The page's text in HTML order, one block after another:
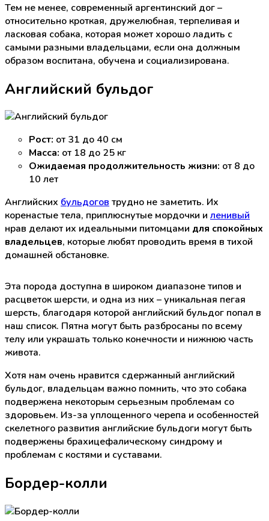
Тем не менее, современный аргентинский дог –
относительно кроткая, дружелюбная, терпеливая и
ласковая собака, которая может хорошо ладить с
самыми разными владельцами, если она должным
образом воспитана, обучена и социализирована.
Английский бульдог
Рост: от 31 до 40 см
Масса: от 18 до 25 кг
Ожидаемая продолжительность жизни: от 8 до
10 лет
Английских бульдоговтрудно не заметить. Их
коренастые тела, приплюснутые мордочки и ленивый
нрав делают их идеальными питомцами для спокойных
владельцев, которые любят проводить время в тихой
домашней обстановке.
Эта порода доступна в широком диапазоне типов и
расцветок шерсти, и одна из них – уникальная пегая
шерсть, благодаря которой английский бульдог попал в
наш список. Пятна могут быть разбросаны по всему
телу или украшать только конечности и нижнюю часть
живота.
Хотя нам очень нравится сдержанный английский
бульдог, владельцам важно помнить, что это собака
подвержена некоторым серьезным проблемам со
здоровьем. Из-за уплощенного черепа и особенностей
скелетного развития английские бульдоги могут быть
подвержены брахицефалическому синдрому и
проблемам с костями и суставами.
Бордер-колли